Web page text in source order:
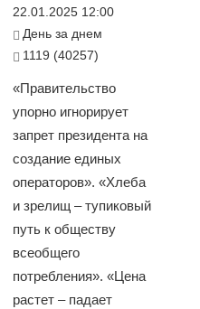
22.01.2025 12:00
День за днем
1119 (40257)
«Правительство
упорно игнорирует
запрет президента на
создание единых
операторов». «Хлеба
и зрелищ – тупиковый
путь к обществу
всеобщего
потребления». «Цена
растет – падает